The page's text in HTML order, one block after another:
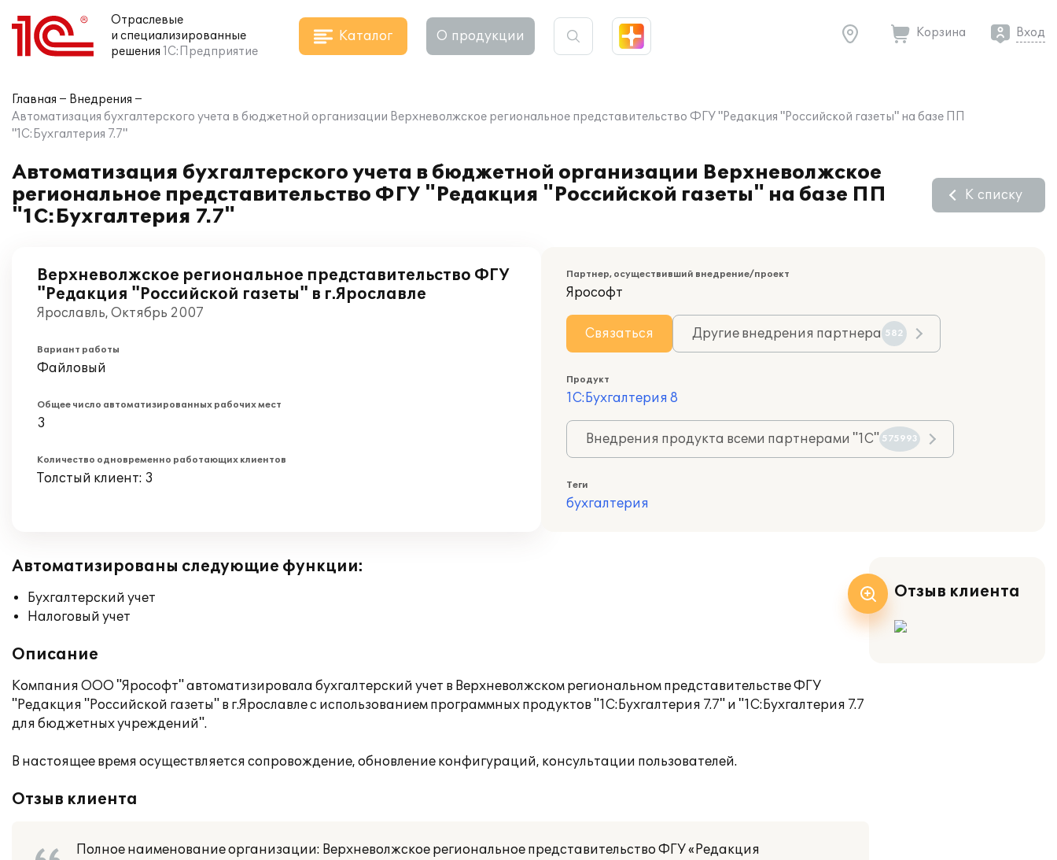
Отраслевые
и специализированные
решения 1С:Предприятие
Каталог О продукции Корзина Вход
Главная
Внедрения
Автоматизация бухгалтерского учета в бюджетной организации Верхневолжское региональное представительство ФГУ "Редакция "Российской газеты" на базе ПП
"1С:Бухгалтерия 7.7"
Автоматизация бухгалтерского учета в бюджетной организации Верхневолжское
региональное представительство ФГУ "Редакция "Российской газеты" на базе ПП
"1С:Бухгалтерия 7.7"
К списку
Верхневолжское региональное представительство ФГУ
"Редакция "Российской газеты" в г.Ярославле
Ярославль, Октябрь 2007
Вариант работы
Файловый
Общее число автоматизированных рабочих мест
3
Количество одновременно работающих клиентов
Толстый клиент: 3
Партнер, осуществивший внедрение/проект
Ярософт
Связаться Другие внедрения партнера 582
Продукт
1С:Бухгалтерия 8
Внедрения продукта всеми партнерами "1С" 575993
Теги
бухгалтерия
Автоматизированы следующие функции:
Бухгалтерский учет
Налоговый учет
Описание
Компания ООО "Ярософт" автоматизировала бухгалтерский учет в Верхневолжском региональном представительстве ФГУ
"Редакция "Российской газеты" в г.Ярославле с использованием программных продуктов "1С:Бухгалтерия 7.7" и "1С:Бухгалтерия 7.7
для бюджетных учреждений".
В настоящее время осуществляется сопровождение, обновление конфигураций, консультации пользователей.
Отзыв клиента
Полное наименование организации: Верхневолжское региональное представительство ФГУ «Редакция
Отзыв клиента